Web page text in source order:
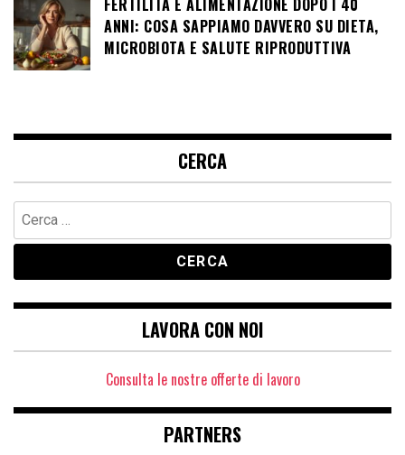
FERTILITÀ E ALIMENTAZIONE DOPO I 40
ANNI: COSA SAPPIAMO DAVVERO SU DIETA,
MICROBIOTA E SALUTE RIPRODUTTIVA
CERCA
Ricerca
per:
LAVORA CON NOI
Consulta le nostre offerte di lavoro
PARTNERS